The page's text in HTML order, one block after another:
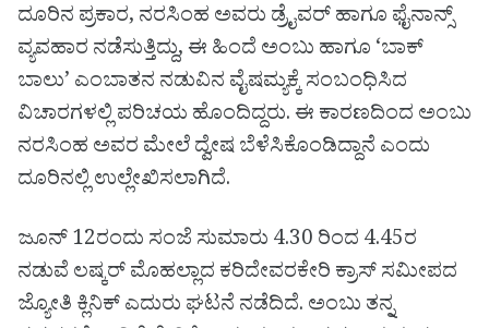
ದೂರಿನ ಪ್ರಕಾರ, ನರಸಿಂಹ ಅವರು ಡ್ರೈವರ್ ಹಾಗೂ ಫೈನಾನ್ಸ್
ವ್ಯವಹಾರ ನಡೆಸುತ್ತಿದ್ದು, ಈ ಹಿಂದೆ ಅಂಬು ಹಾಗೂ ‘ಬಾಕ್
ಬಾಲು’ ಎಂಬಾತನ ನಡುವಿನ ವೈಷಮ್ಯಕ್ಕೆ ಸಂಬಂಧಿಸಿದ
ವಿಚಾರಗಳಲ್ಲಿ ಪರಿಚಯ ಹೊಂದಿದ್ದರು. ಈ ಕಾರಣದಿಂದ ಅಂಬು
ನರಸಿಂಹ ಅವರ ಮೇಲೆ ದ್ವೇಷ ಬೆಳೆಸಿಕೊಂಡಿದ್ದಾನೆ ಎಂದು
ದೂರಿನಲ್ಲಿ ಉಲ್ಲೇಖಿಸಲಾಗಿದೆ.
ಜೂನ್ 12ರಂದು ಸಂಜೆ ಸುಮಾರು 4.30 ರಿಂದ 4.45ರ
ನಡುವೆ ಲಷ್ಕರ್ ಮೊಹಲ್ಲಾದ ಕರಿದೇವರಕೇರಿ ಕ್ರಾಸ್ ಸಮೀಪದ
ಜ್ಯೋತಿ ಕ್ಲಿನಿಕ್ ಎದುರು ಘಟನೆ ನಡೆದಿದೆ. ಅಂಬು ತನ್ನ